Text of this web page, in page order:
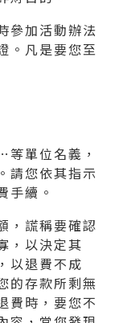
參加活動辦法
。凡是要您至
單位名義，
請您依其指示
手續。
，謊稱要確認
，以決定其
以退費不成
的存款所剩無
費時，要您不